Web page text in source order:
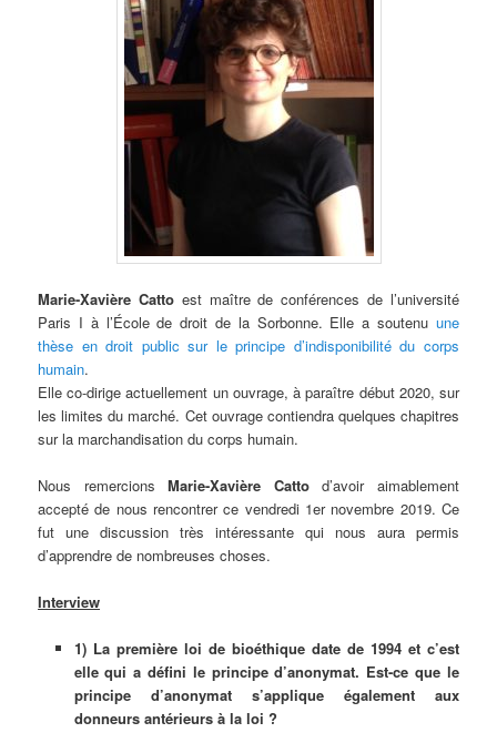
Marie-Xavière Cattoest maître de conférences de l’université
Paris I à l’École de droit de la Sorbonne. Elle a soutenu une
thèse en droit public sur le principe d’indisponibilité du corps
humain.
Elle co-dirige actuellement un ouvrage, à paraître début 2020, sur
les limites du marché. Cet ouvrage contiendra quelques chapitres
sur la marchandisation du corps humain.
Nous remercionsMarie-Xavière Cattod’avoir aimablement
accepté de nous rencontrer ce vendredi 1er novembre 2019. Ce
fut une discussion très intéressante qui nous aura permis
d’apprendre de nombreuses choses.
Interview
1) La première loi de bioéthique date de 1994 et c’est
elle qui a défini le principe d’anonymat. Est-ce que le
principe d’anonymat s’applique également aux
donneurs antérieurs à la loi ?